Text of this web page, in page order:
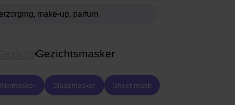
Gezichtsmasker
Kleimasker Slaapmasker Sheet mask